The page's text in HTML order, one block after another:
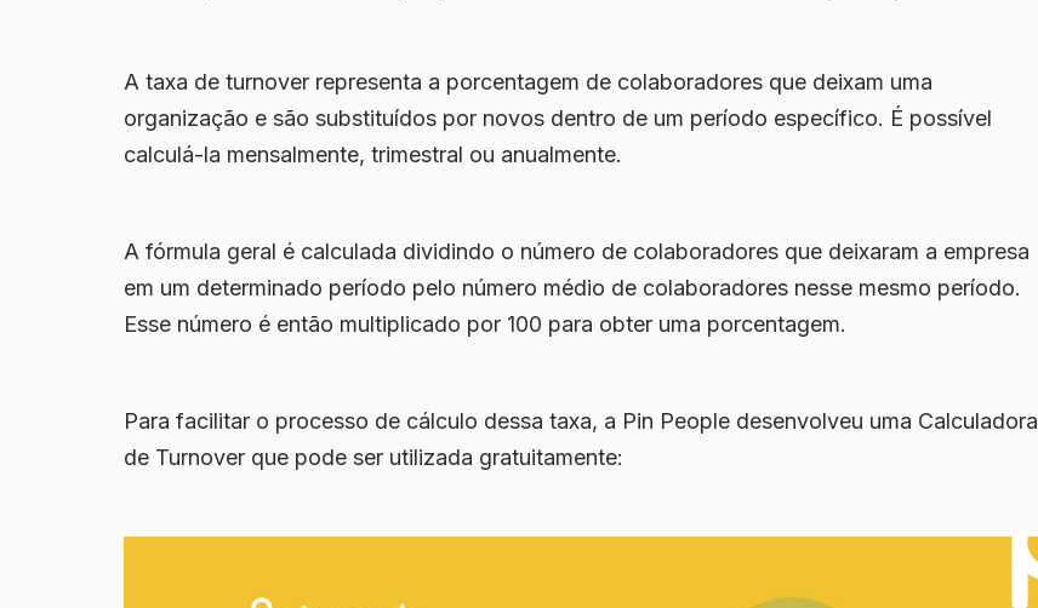
A taxa de turnover representa a porcentagem de colaboradores que deixam uma
organização e são substituídos por novos dentro de um período específico. É possível
calculá-la mensalmente, trimestral ou anualmente.
A fórmula geral é calculada dividindo o número de colaboradores que deixaram a empresa
em um determinado período pelo número médio de colaboradores nesse mesmo período.
Esse número é então multiplicado por 100 para obter uma porcentagem.
Para facilitar o processo de cálculo dessa taxa, a Pin People desenvolveu uma Calculadora
de Turnover que pode ser utilizada gratuitamente: